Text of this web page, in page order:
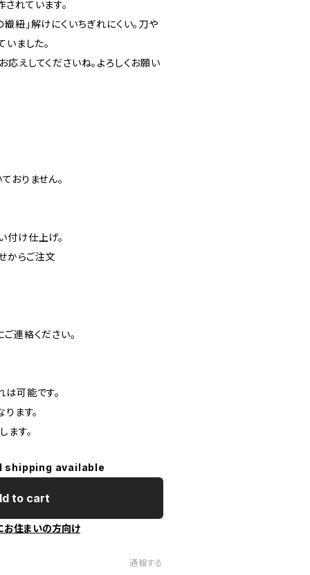
れています。
紐」解けにくいちぎれにくい。刀や
ました。
えしてくださいね。よろしくお願い
おりません。
付け仕上げ。
からご注文
連絡ください。
可能です。
ます。
ます。
shipping available
to cart
お住まいの方向け
通報する